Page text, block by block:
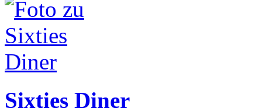
Sixties Diner